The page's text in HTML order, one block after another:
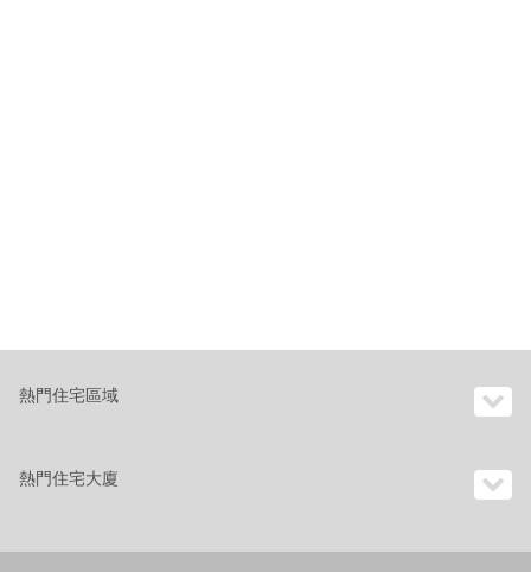
熱門住宅區域
熱門住宅大廈